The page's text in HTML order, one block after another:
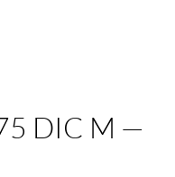
DIC M —